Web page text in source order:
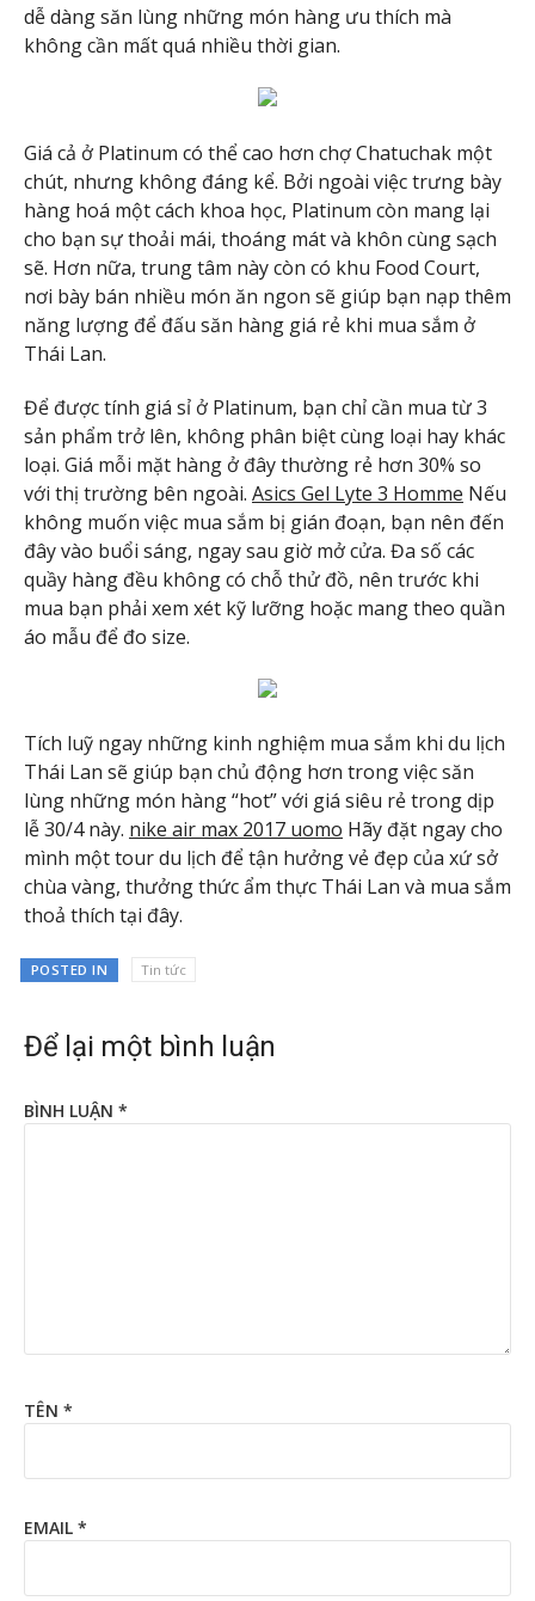
dễ dàng săn lùng những món hàng ưu thích mà
không cần mất quá nhiều thời gian.
Giá cả ở Platinum có thể cao hơn chợ Chatuchak một
chút, nhưng không đáng kể. Bởi ngoài việc trưng bày
hàng hoá một cách khoa học, Platinum còn mang lại
cho bạn sự thoải mái, thoáng mát và khôn cùng sạch
sẽ. Hơn nữa, trung tâm này còn có khu Food Court,
nơi bày bán nhiều món ăn ngon sẽ giúp bạn nạp thêm
năng lượng để đấu săn hàng giá rẻ khi mua sắm ở
Thái Lan.
Để được tính giá sỉ ở Platinum, bạn chỉ cần mua từ 3
sản phẩm trở lên, không phân biệt cùng loại hay khác
loại. Giá mỗi mặt hàng ở đây thường rẻ hơn 30% so
với thị trường bên ngoài. Asics Gel Lyte 3 Homme Nếu
không muốn việc mua sắm bị gián đoạn, bạn nên đến
đây vào buổi sáng, ngay sau giờ mở cửa. Đa số các
quầy hàng đều không có chỗ thử đồ, nên trước khi
mua bạn phải xem xét kỹ lưỡng hoặc mang theo quần
áo mẫu để đo size.
Tích luỹ ngay những kinh nghiệm mua sắm khi du lịch
Thái Lan sẽ giúp bạn chủ động hơn trong việc săn
lùng những món hàng “hot” với giá siêu rẻ trong dịp
lễ 30/4 này. nike air max 2017 uomo Hãy đặt ngay cho
mình một tour du lịch để tận hưởng vẻ đẹp của xứ sở
chùa vàng, thưởng thức ẩm thực Thái Lan và mua sắm
thoả thích tại đây.
POSTED IN Tin tức
Để lại một bình luận
BÌNH LUẬN *
TÊN *
EMAIL *